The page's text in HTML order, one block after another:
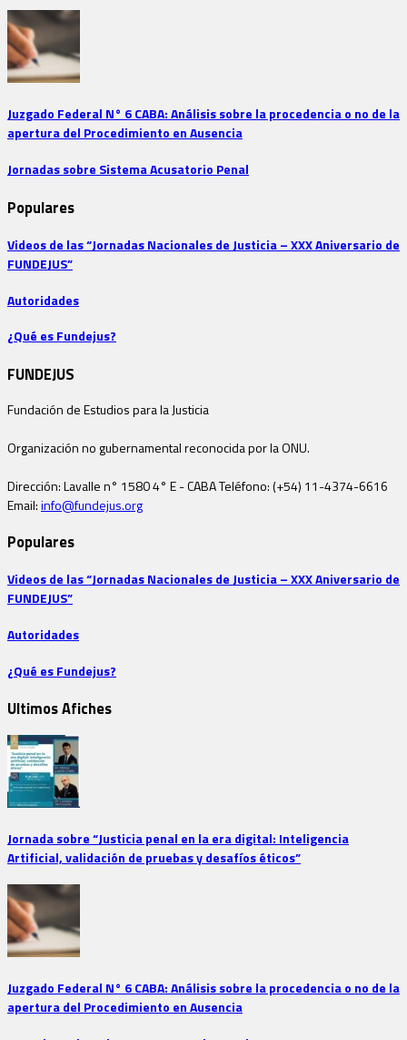
Juzgado Federal N° 6 CABA: Análisis sobre la procedencia o no de la
apertura del Procedimiento en Ausencia
Jornadas sobre Sistema Acusatorio Penal
Populares
Videos de las “Jornadas Nacionales de Justicia – XXX Aniversario de
FUNDEJUS”
Autoridades
¿Qué es Fundejus?
FUNDEJUS
Fundación de Estudios para la Justicia
Organización no gubernamental reconocida por la ONU.
Dirección: Lavalle n° 1580 4° E - CABA Teléfono: (+54) 11-4374-6616
Email:info@fundejus.org
Populares
Videos de las “Jornadas Nacionales de Justicia – XXX Aniversario de
FUNDEJUS”
Autoridades
¿Qué es Fundejus?
Ultimos Afiches
Jornada sobre “Justicia penal en la era digital: Inteligencia
Artificial, validación de pruebas y desafíos éticos”
Juzgado Federal N° 6 CABA: Análisis sobre la procedencia o no de la
apertura del Procedimiento en Ausencia